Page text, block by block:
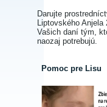
Darujte
Liptovského Anjela
Vašich daní tým,
naozaj potrebujú.
Pomoc pre Lisu